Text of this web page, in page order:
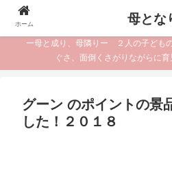
ー母と成り、母隣りー ２人の子どもの
ぐさ、面倒くさがりながらに育
グーン のポイントの景
した！２０１８
ホーム 母とな